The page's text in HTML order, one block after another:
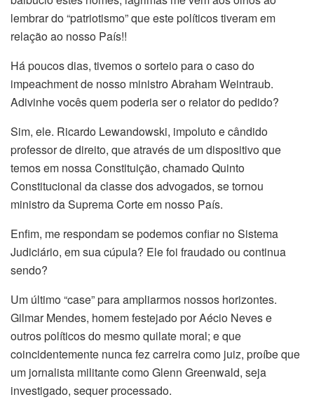
lembrar do “patriotismo” que este políticos tiveram em
relação ao nosso País!!
Há poucos dias, tivemos o sorteio para o caso do
impeachment de nosso ministro Abraham Weintraub.
Adivinhe vocês quem poderia ser o relator do pedido?
Sim, ele. Ricardo Lewandowski, impoluto e cândido
professor de direito, que através de um dispositivo que
temos em nossa Constituição, chamado Quinto
Constitucional da classe dos advogados, se tornou
ministro da Suprema Corte em nosso País.
Enfim, me respondam se podemos confiar no Sistema
Judiciário, em sua cúpula? Ele foi fraudado ou continua
sendo?
Um último “case” para ampliarmos nossos horizontes.
Gilmar Mendes, homem festejado por Aécio Neves e
outros políticos do mesmo quilate moral; e que
coincidentemente nunca fez carreira como juiz, proíbe que
um jornalista militante como Glenn Greenwald, seja
investigado, sequer processado.